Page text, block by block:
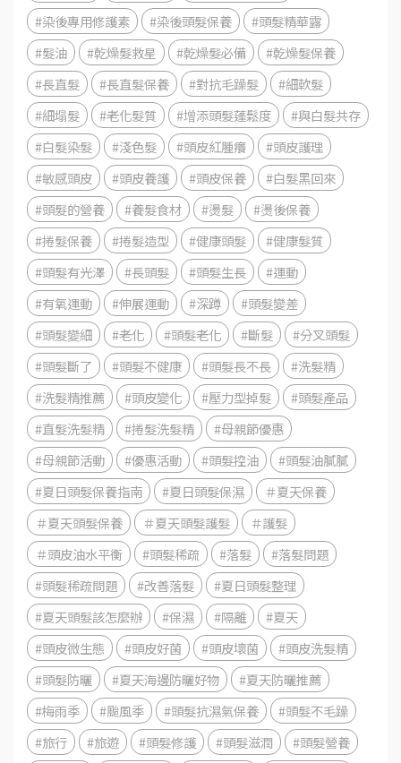
#染後專用修護素
#染後頭髮保養
#頭髮精華露
#髮油
#乾燥髮救星 #乾燥髮必備
#乾燥髮保養
#長直髮
#長直髮保養 #對抗毛躁髮
#細軟髮
#細塌髮
#老化髮質 #增添頭髮蓬鬆度
#與白髮共存
#白髮染髮
#淺色髮 #頭皮紅腫癢
#頭皮護理
#敏感頭皮
#頭皮養護 #頭皮保養
#白髮黑回來
#頭髮的營養
#養髮食材 #燙髮
#燙後保養
#捲髮保養
#捲髮造型 #健康頭髮
#健康髮質
#頭髮有光澤
#長頭髮 #頭髮生長
#運動
#有氧運動
#伸展運動 #深蹲
#頭髮變差
#頭髮變細
#老化 #頭髮老化 #斷髮
#分叉頭髮
#頭髮斷了
#頭髮不健康 #頭髮長不長
#洗髮精
#洗髮精推薦
#頭皮變化 #壓力型掉髮
#頭髮產品
#直髮洗髮精
#捲髮洗髮精
#母親節優惠
#母親節活動
#優惠活動 #頭髮控油
#頭髮油膩膩
#夏日頭髮保養指南
#夏日頭髮保濕
＃夏天保養
＃夏天頭髮保養
＃夏天頭髮護髮
＃護髮
＃頭皮油水平衡
#頭髮稀疏 #落髮
#落髮問題
#頭髮稀疏問題
#改善落髮
#夏日頭髮整理
#夏天頭髮該怎麼辦
#保濕 #隔離
#夏天
#頭皮微生態
#頭皮好菌 #頭皮壞菌
#頭皮洗髮精
#頭髮防曬
#夏天海邊防曬好物
#夏天防曬推薦
#梅雨季
#颱風季 #頭髮抗濕氣保養
#頭髮不毛躁
#旅行
#旅遊 #頭髮修護 #頭髮滋潤
#頭髮營養